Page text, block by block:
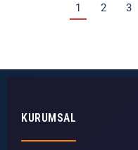
1 2 3
KURUMSAL